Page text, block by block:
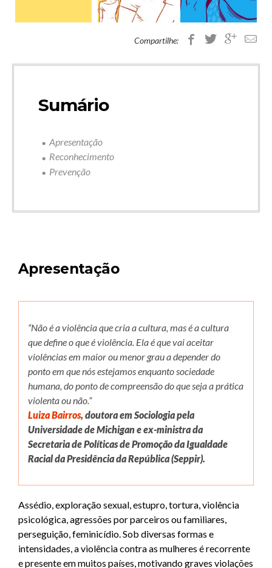
Compartilhe:
Sumário
Apresentação
Reconhecimento
Prevenção
Apresentação
“Não é a violência que cria a cultura, mas é a cultura
que define o que é violência. Ela é que vai aceitar
violências em maior ou menor grau a depender do
ponto em que nós estejamos enquanto sociedade
humana, do ponto de compreensão do que seja a prática
violenta ou não.”
Luiza Bairros, doutora em Sociologia pela
Universidade de Michigan e ex-ministra da
Secretaria de Políticas de Promoção da Igualdade
Racial da Presidência da República (Seppir).
Assédio, exploração sexual, estupro, tortura, violência
psicológica, agressões por parceiros ou familiares,
perseguição, feminicídio. Sob diversas formas e
intensidades, a violência contra as mulheres é recorrente
e presente em muitos países, motivando graves violações